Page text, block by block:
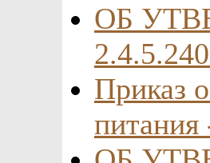
ОБ
Приказ
питания